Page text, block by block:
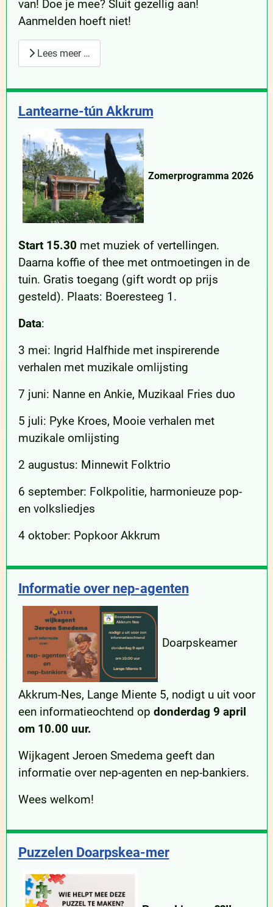
van! Doe je mee? Sluit gezellig aan!
Aanmelden hoeft niet!
Lees meer …
Lantearne-tún Akkrum
Zomerprogramma 2026
Start 15.30 met muziek of vertellingen.
Daarna koffie of thee met ontmoetingen in de
tuin. Gratis toegang (gift wordt op prijs
gesteld). Plaats: Boeresteeg 1.
Data:
3 mei: Ingrid Halfhide met inspirerende
verhalen met muzikale omlijsting
7 juni: Nanne en Ankie, Muzikaal Fries duo
5 juli: Pyke Kroes, Mooie verhalen met
muzikale omlijsting
2 augustus: Minnewit Folktrio
6 september: Folkpolitie, harmonieuze pop-
en volksliedjes
4 oktober: Popkoor Akkrum
Informatie over nep-agenten
Doarpskeamer
Akkrum-Nes, Lange Miente 5, nodigt u uit voor
een informatieochtend op donderdag 9 april
om 10.00 uur.
Wijkagent Jeroen Smedema geeft dan
informatie over nep-agenten en nep-bankiers.
Wees welkom!
Puzzelen Doarpskea-mer